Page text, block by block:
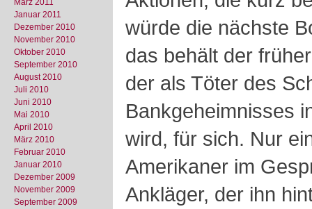
März 2011
Januar 2011
Dezember 2010
November 2010
Oktober 2010
September 2010
August 2010
Juli 2010
Juni 2010
Mai 2010
April 2010
März 2010
Februar 2010
Januar 2010
Dezember 2009
November 2009
September 2009
würde die nächste
das behält der
der als Töter des
Bankgeheimnisses
wird, für sich. Nur
Amerikaner im
Ankläger, der ihn